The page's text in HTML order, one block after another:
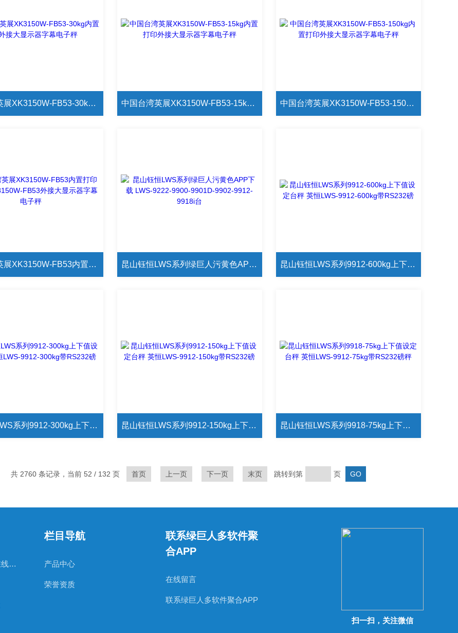
中国台湾英展XK3150W-FB53-30kg内置打印外接大显示器字幕电子秤 中国台湾英展XK3150W-FB53-15kg内置打印外接大显示器字幕电子秤 中国台湾英展XK3150W-FB53-150kg内置打印外接大显示器字幕电子秤
中国台湾英展XK3150W-FB53内置打印电子秤 XK3150W-FB53外接大显示器字幕电子秤 昆山钰恒LWS系列绿巨人污黄色APP下载 LWS-9222-9900-9901D-9902-9912-9918i台 昆山钰恒LWS系列9912-600kg上下值设定台秤 英恒LWS-9912-600kg带RS232磅
昆山钰恒LWS系列9912-300kg上下值设定台秤 英恒LWS-9912-300kg带RS232磅 昆山钰恒LWS系列9912-150kg上下值设定台秤 英恒LWS-9912-150kg带RS232磅 昆山钰恒LWS系列9918-75kg上下值设定台秤 英恒LWS-9912-75kg带RS232磅秤
共 2760 条记录，当前 52 / 132 页 首页 上一页 下一页 末页 跳转到第 页
日本AND绿巨人视频在线观看官网
栏目导航
产品中心
荣誉资质
联系绿巨人多软件聚
合APP
在线留言
联系绿巨人多软件聚合APP
扫一扫，关注微信